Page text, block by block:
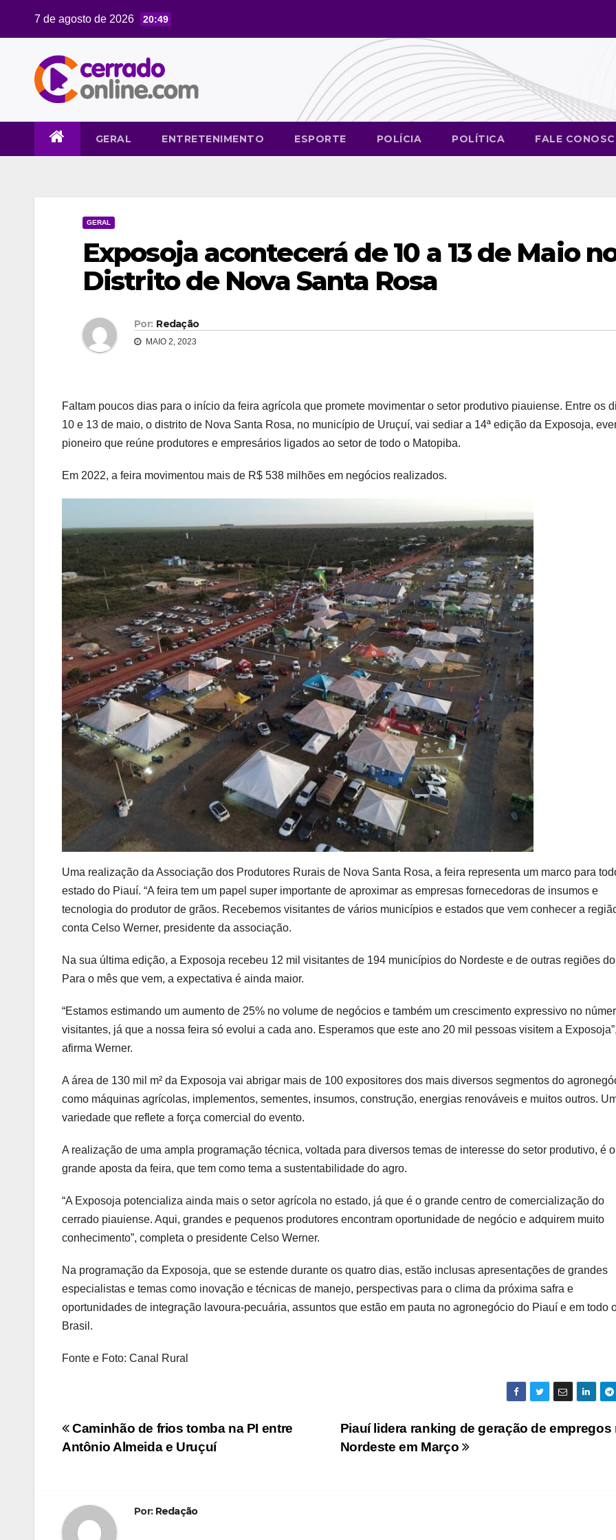
7 de agosto de 2026 20:49
GERAL ENTRETENIMENTO ESPORTE POLÍCIA POLÍTICA FALE
GERAL
Exposoja acontecerá de 10 a 13 de Maio
Distrito de Nova Santa Rosa
Por: Redação
MAIO 2, 2023
Faltam poucos dias para o início da feira agrícola que promete movimentar o setor produtivo piauiense. Entre os
10 e 13 de maio, o distrito de Nova Santa Rosa, no município de Uruçuí, vai sediar a 14ª edição da Exposoja,
pioneiro que reúne produtores e empresários ligados ao setor de todo o Matopiba.
Em 2022, a feira movimentou mais de R$ 538 milhões em negócios realizados.
Uma realização da Associação dos Produtores Rurais de Nova Santa Rosa, a feira representa um marco para
estado do Piauí. “A feira tem um papel super importante de aproximar as empresas fornecedoras de insumos e
tecnologia do produtor de grãos. Recebemos visitantes de vários municípios e estados que vem conhecer a
conta Celso Werner, presidente da associação.
Na sua última edição, a Exposoja recebeu 12 mil visitantes de 194 municípios do Nordeste e de outras regiões
Para o mês que vem, a expectativa é ainda maior.
“Estamos estimando um aumento de 25% no volume de negócios e também um crescimento expressivo no
visitantes, já que a nossa feira só evolui a cada ano. Esperamos que este ano 20 mil pessoas visitem a Exposoja”,
afirma Werner.
A área de 130 mil m² da Exposoja vai abrigar mais de 100 expositores dos mais diversos segmentos do
como máquinas agrícolas, implementos, sementes, insumos, construção, energias renováveis e muitos outros.
variedade que reflete a força comercial do evento.
A realização de uma ampla programação técnica, voltada para diversos temas de interesse do setor produtivo, é
grande aposta da feira, que tem como tema a sustentabilidade do agro.
“A Exposoja potencializa ainda mais o setor agrícola no estado, já que é o grande centro de comercialização do
cerrado piauiense. Aqui, grandes e pequenos produtores encontram oportunidade de negócio e adquirem muito
conhecimento”, completa o presidente Celso Werner.
Na programação da Exposoja, que se estende durante os quatro dias, estão inclusas apresentações de grandes
especialistas e temas como inovação e técnicas de manejo, perspectivas para o clima da próxima safra e
oportunidades de integração lavoura-pecuária, assuntos que estão em pauta no agronegócio do Piauí e em todo
Brasil.
Fonte e Foto: Canal Rural
Navegação
Piauí lidera ranking de geração de empregos
Nordeste em Março
Caminhão de frios tomba na PI entre
Antônio Almeida e Uruçuí
Por: Redação